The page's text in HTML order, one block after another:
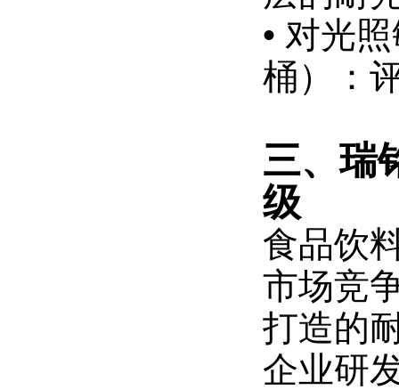
• 对光
桶）：
三、瑞
级
食品饮
市场竞
打造的
企业研